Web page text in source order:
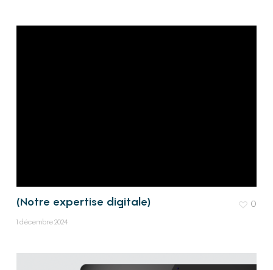
(Notre expertise digitale)
1 décembre 2024
0